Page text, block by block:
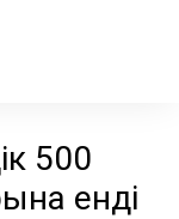
500
енді